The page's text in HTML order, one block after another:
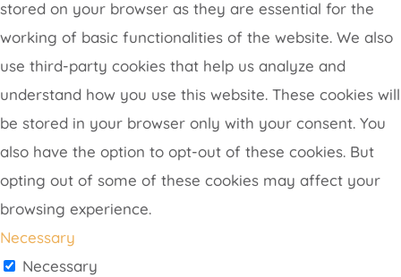
stored on your browser as they are essential for the
working of basic functionalities of the website. We also
use third-party cookies that help us analyze and
understand how you use this website. These cookies will
be stored in your browser only with your consent. You
also have the option to opt-out of these cookies. But
opting out of some of these cookies may affect your
browsing experience.
Necessary
Necessary